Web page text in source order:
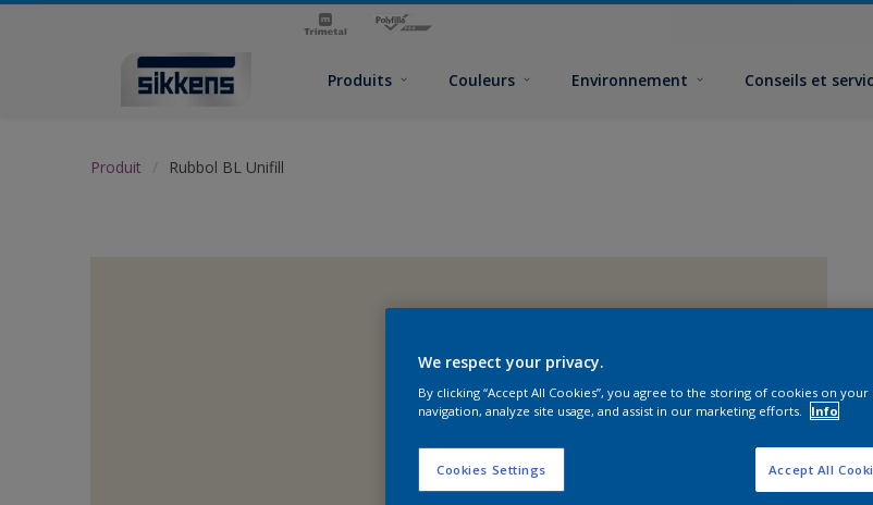
Produits Couleurs Environnement Conseils et
Produit Rubbol BL Unifill
We respect your privacy.
By clicking “Accept All Cookies”, you agree to the storing of cookies on
navigation, analyze site usage, and assist in our marketing efforts.
Info
Cookies Settings Accept All